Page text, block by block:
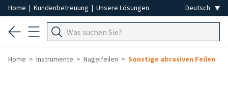
Home | Kundenbetreuung | Unsere Lösungen
Home Instrumente Nagelfeilen Sonstige abrasiven Feilen